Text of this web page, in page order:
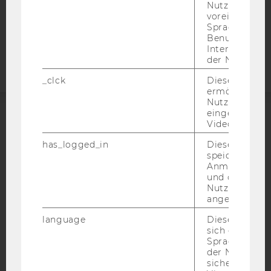
Barrierefreiheitserklärung
AMBA
Nutzer*in, zB.
Sprache,
der Nutzer*in
_clck
Dieses Cookie
ermöglicht
Nutzung des
Video Players
has_logged_in
Dieses Cookie
speichert
und ob sich
Nutzer*in
angemeldet
language
Dieses
sich die
der